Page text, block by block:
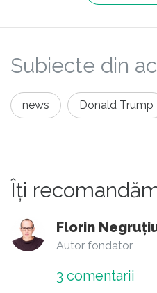
Subiecte din
news Donald Trump
Îți
Florin
Autor fondator
3 comentarii